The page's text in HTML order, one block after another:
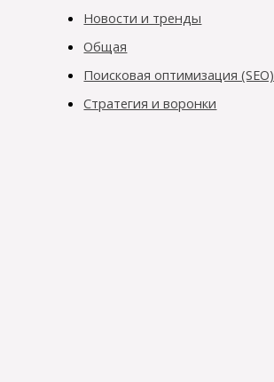
Новости и тренды
Общая
Поисковая оптимизация (SEO)
Стратегия и воронки